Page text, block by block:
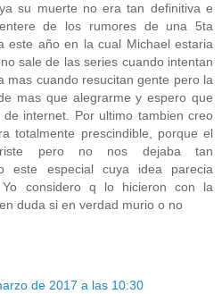
su muerte no era tan definitiva e
de los rumores de una 5ta
este año en la cual Michael estaria
sale de las series cuando intentan
mas cuando resucitan gente pero la
mas que alegrarme y espero que
internet. Por ultimo tambien creo
totalmente prescindible, porque el
pero no nos dejaba tan
este especial cuya idea parecia
considero q lo hicieron con la
duda si en verdad murio o no
de 2017 a las 10:30